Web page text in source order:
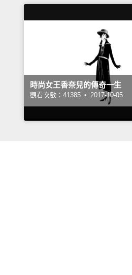
時尚女王香奈兒的傳奇一生
觀看次數：41385 • 2017-10-05